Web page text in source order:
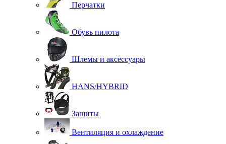
Перчатки
Обувь пилота
Шлемы и аксессуары
HANS/HYBRID
Защиты
Вентиляция и охлаждение